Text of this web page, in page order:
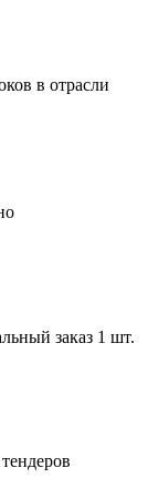
в отрасли
заказ 1 шт.